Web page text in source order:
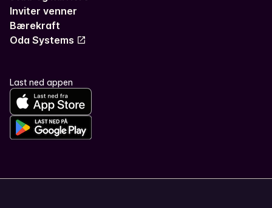
Inviter venner
Bærekraft
Oda Systems
Last ned appen